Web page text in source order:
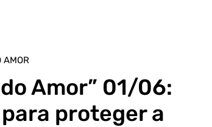
AMOR
Amor” 01/06:
proteger a